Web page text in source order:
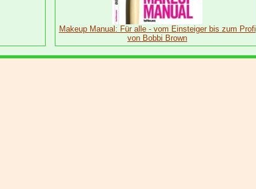
Makeup Manual: Für alle - vom Einsteiger bis zum Profi
von Bobbi Brown